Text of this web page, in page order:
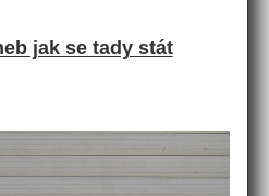
jak se tady stát